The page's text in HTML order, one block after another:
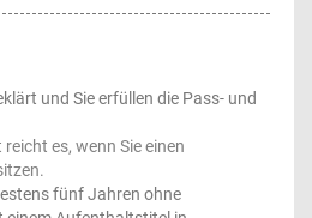
und Sie erfüllen die Pass- und
es, wenn Sie einen
fünf Jahren ohne